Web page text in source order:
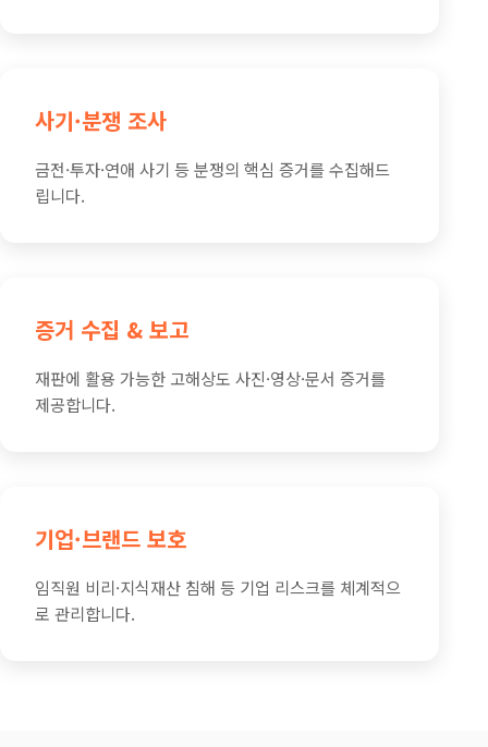
사기·분쟁 조사
금전·투자·연애 사기 등 분쟁의 핵심 증거를 수집해드
립니다.
증거 수집 & 보고
재판에 활용 가능한 고해상도 사진·영상·문서 증거를
제공합니다.
기업·브랜드 보호
임직원 비리·지식재산 침해 등 기업 리스크를 체계적으
로 관리합니다.